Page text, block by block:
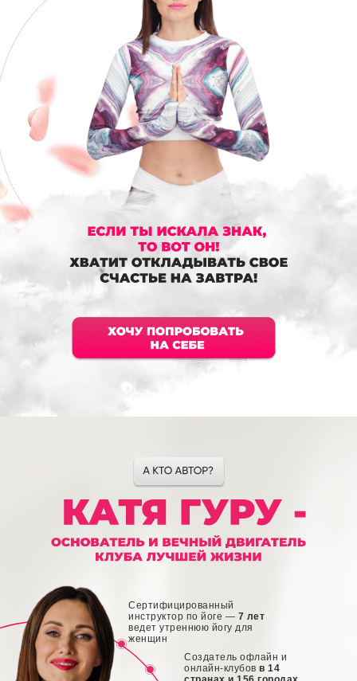
Сертифицированный
инструктор по йоге — 7 лет
ведет утреннюю йогу для
женщин
Создатель офлайн и
онлайн-клубов в 14